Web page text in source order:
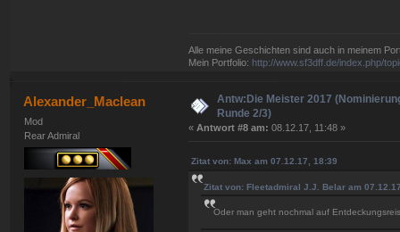
Alle meine Geschichten sind auch in meinem
Mein Portfolio: http://www.sf3dff.de/index.php/
Alexander_Maclean
Mod
Rear Admiral
Antw:Die Meister 2017
Runde 2/3)
« Antwort #8 am: 08.12.17, 11:48 »
Zitat von: Max am 07.12.17, 18:39
Zitat von: Fleetadmiral J.J. Belar am
Oder man geht nochmal auf